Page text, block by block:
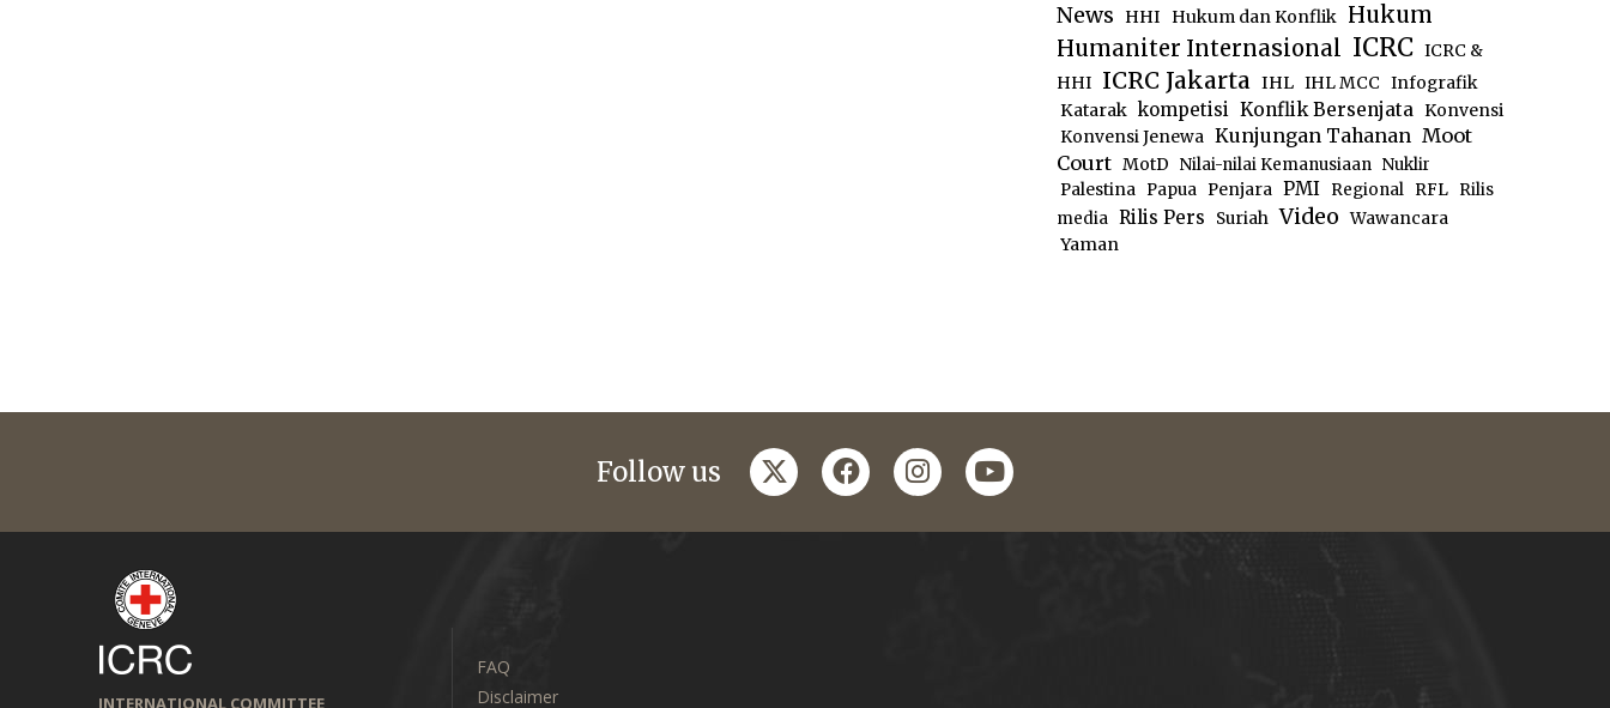
News
HHI Hukum dan Konflik Hukum
Humaniter Internasional ICRC ICRC &
HHI ICRC Jakarta IHL IHL MCC Infografik
Katarak kompetisi Konflik Bersenjata Konvensi
Konvensi Jenewa Kunjungan Tahanan Moot
Court MotD Nilai-nilai Kemanusiaan Nuklir
Palestina
Papua Penjara PMI Regional RFL
Rilis
media Rilis Pers Suriah Video Wawancara
Yaman
Follow us twitterfacebookinstagram
youtube
INTERNATIONAL COMMITTEE
FAQ
Disclaimer